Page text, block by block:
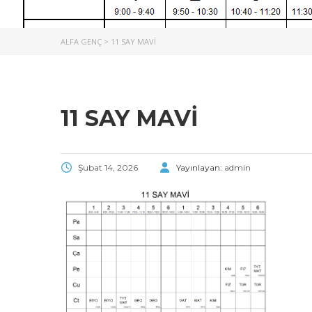
ALFA GENÇ > 11 SAY MAVİ
11 SAY MAVİ
Şubat 14, 2026 Yayınlayan: admin